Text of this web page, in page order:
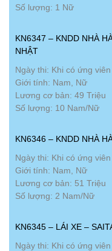
Số lượng: 1 Nữ
KN6347 – KNDD NHÀ
NHẬT
Ngày thi: Khi có ứng
Giới tính: Nam, Nữ
Lương cơ bản: 49 Triệu
Số lượng: 10 Nam/Nữ
KN6346 – KNDD NHÀ
Ngày thi: Khi có ứng
Giới tính: Nam, Nữ
Lương cơ bản: 51 Triệu
Số lượng: 2 Nam/Nữ
KN6345 – LÁI XE –
Ngày thi: Khi có ứng